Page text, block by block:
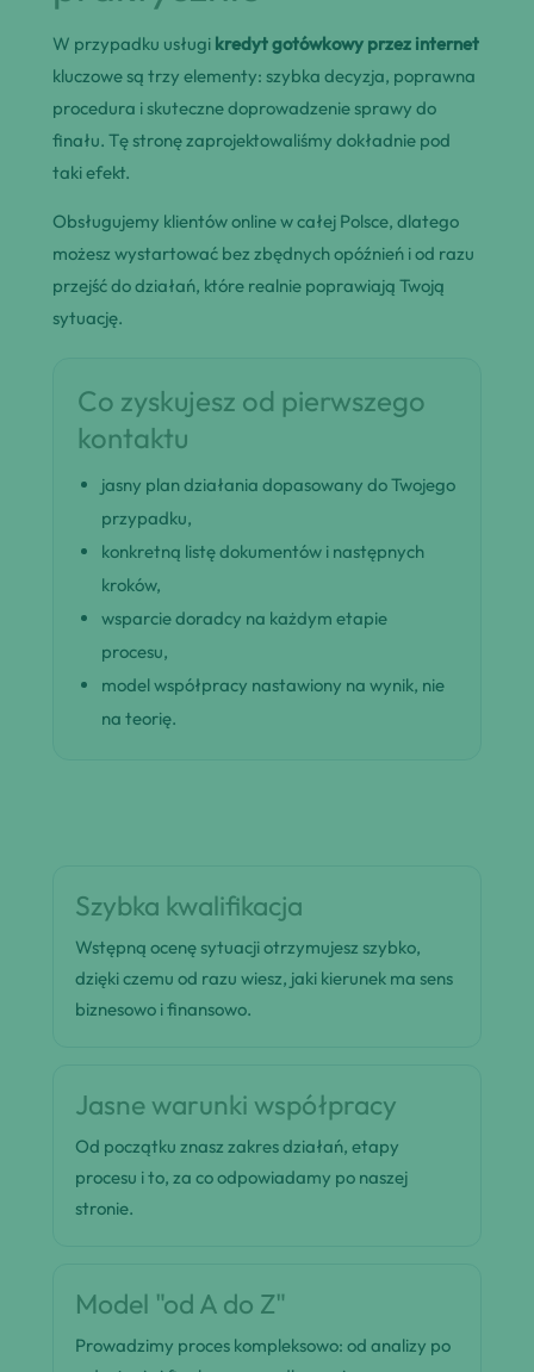
W przypadku usługi kredyt gotówkowy przez internet
kluczowe są trzy elementy: szybka decyzja, poprawna
procedura i skuteczne doprowadzenie sprawy do
finału. Tę stronę zaprojektowaliśmy dokładnie pod
taki efekt.
Obsługujemy klientów online w całej Polsce, dlatego
możesz wystartować bez zbędnych opóźnień i od razu
przejść do działań, które realnie poprawiają Twoją
sytuację.
Co zyskujesz od pierwszego
kontaktu
jasny plan działania dopasowany do Twojego
przypadku,
konkretną listę dokumentów i następnych
kroków,
wsparcie doradcy na każdym etapie
procesu,
model współpracy nastawiony na wynik, nie
na teorię.
Szybka kwalifikacja
Wstępną ocenę sytuacji otrzymujesz szybko,
dzięki czemu od razu wiesz, jaki kierunek ma sens
biznesowo i finansowo.
Jasne warunki współpracy
Od początku znasz zakres działań, etapy
procesu i to, za co odpowiadamy po naszej
stronie.
Model "od A do Z"
Prowadzimy proces kompleksowo: od analizy po